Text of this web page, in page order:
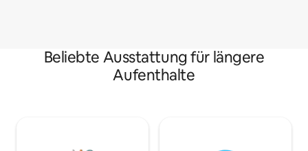
Beliebte Ausstattung für längere
Aufenthalte